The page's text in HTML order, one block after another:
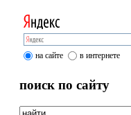
на сайте в интернете
поиск по сайту